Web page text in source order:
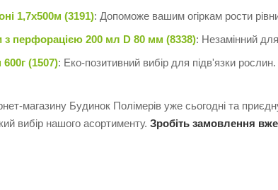
1,7х500м (3191): Допоможе вашим огіркам рости
перфорацією 200 мл D 80 мм (8338): Незамінний
(1507): Еко-позитивний вибір для підв'язки рослин.
магазину Будинок Полімерів уже сьогодні та
вибір нашого асортименту. Зробіть замовлення вже